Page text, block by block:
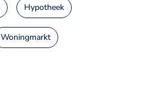
Hypotheek
Woningmarkt